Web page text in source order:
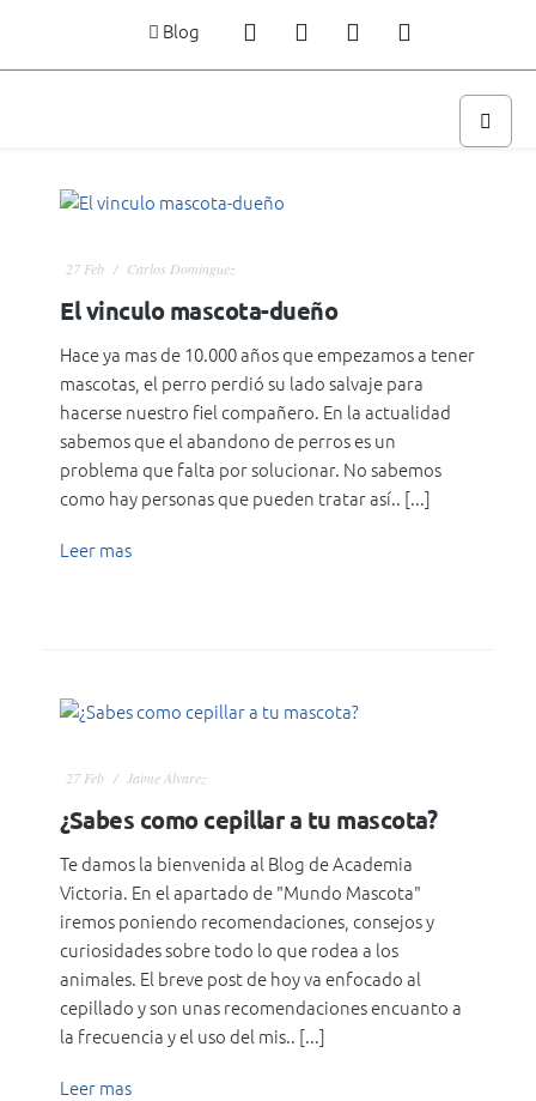
Blog
27 Feb Carlos Dominguez
El vinculo mascota-dueño
Hace ya mas de 10.000 años que empezamos a tener
mascotas, el perro perdió su lado salvaje para
hacerse nuestro fiel compañero. En la actualidad
sabemos que el abandono de perros es un
problema que falta por solucionar. No sabemos
como hay personas que pueden tratar así.. [...]
Leer mas
27 Feb Jaime Álvarez
¿Sabes como cepillar a tu mascota?
Te damos la bienvenida al Blog de Academia
Victoria. En el apartado de "Mundo Mascota"
iremos poniendo recomendaciones, consejos y
curiosidades sobre todo lo que rodea a los
animales. El breve post de hoy va enfocado al
cepillado y son unas recomendaciones encuanto a
la frecuencia y el uso del mis.. [...]
Leer mas